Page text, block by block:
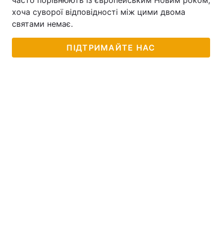
хоча суворої відповідності між цими двома
святами немає.
ПІДТРИМАЙТЕ НАС